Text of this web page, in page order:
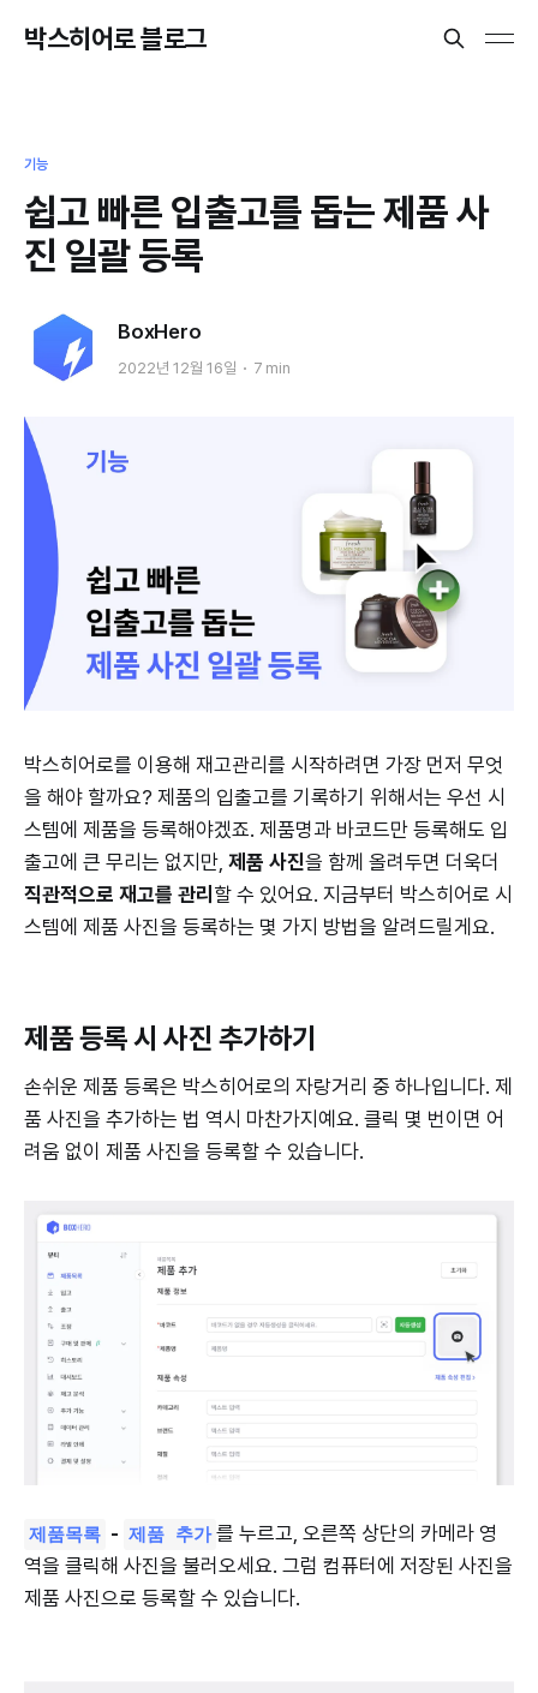
박스히어로 블로그
기능
쉽고 빠른 입출고를 돕는 제품 사
진 일괄 등록
BoxHero
2022년 12월 16일 7 min
박스히어로를 이용해 재고관리를 시작하려면 가장 먼저 무엇
을 해야 할까요? 제품의 입출고를 기록하기 위해서는 우선 시
스템에 제품을 등록해야겠죠. 제품명과 바코드만 등록해도 입
출고에 큰 무리는 없지만, 제품 사진을 함께 올려두면 더욱더
직관적으로 재고를 관리 할 수 있어요. 지금부터 박스히어로 시
스템에 제품 사진을 등록하는 몇 가지 방법을 알려드릴게요.
제품 등록 시 사진 추가하기
손쉬운 제품 등록은 박스히어로의 자랑거리 중 하나입니다. 제
품 사진을 추가하는 법 역시 마찬가지예요. 클릭 몇 번이면 어
려움 없이 제품 사진을 등록할 수 있습니다.
제품목록 - 제품 추가 를 누르고, 오른쪽 상단의 카메라 영
역을 클릭해 사진을 불러오세요. 그럼 컴퓨터에 저장된 사진을
제품 사진으로 등록할 수 있습니다.